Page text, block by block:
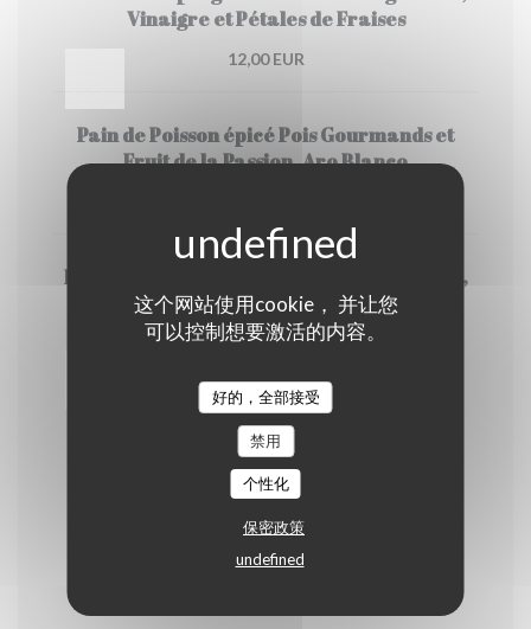
这个网站使用cookie， 并让您
可以控制想要激活的内容。
好的，全部接受
禁用
个性化
保密政策
undefined
Vinaigre et Pétales de Fraises
12,00 EUR
Pain de Poisson épicé Pois Gourmands et
Fruit de la Passion, Aro Blanco
Panna cotta de blanc d’œuf gel de vinaigre,
jaune confit, poireaux et sarrasin
12,00 EUR
PLATS
Pleurotes, Asperges Vertes, Jus Sésame,
Cacahuètes